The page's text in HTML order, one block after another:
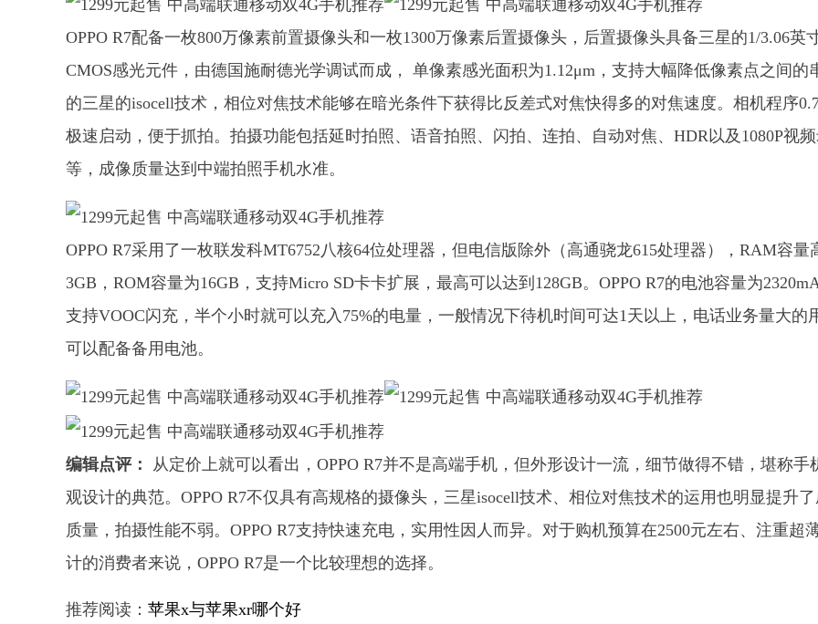
OPPO R7配备一枚800万像素前置摄像头和一枚1300万像素后置摄像头，后置摄像头具备三星的1/3.06英
CMOS感光元件，由德国施耐德光学调试而成， 单像素感光面积为1.12μm，支持大幅降低像素点之间的
的三星的isocell技术，相位对焦技术能够在暗光条件下获得比反差式对焦快得多的对焦速度。相机程序
极速启动，便于抓拍。拍摄功能包括延时拍照、语音拍照、闪拍、连拍、自动对焦、HDR以及1080P视频
等，成像质量达到中端拍照手机水准。
OPPO R7采用了一枚联发科MT6752八核64位处理器，但电信版除外（高通骁龙615处理器），RAM容量
3GB，ROM容量为16GB，支持Micro SD卡卡扩展，最高可以达到128GB。OPPO R7的电池容量为
支持VOOC闪充，半个小时就可以充入75%的电量，一般情况下待机时间可达1天以上，电话业务量大的
可以配备备用电池。
编辑点评： 从定价上就可以看出，OPPO R7并不是高端手机，但外形设计一流，细节做得不错，堪称手
观设计的典范。OPPO R7不仅具有高规格的摄像头，三星isocell技术、相位对焦技术的运用也明显提升了
质量，拍摄性能不弱。OPPO R7支持快速充电，实用性因人而异。对于购机预算在2500元左右、注重超
计的消费者来说，OPPO R7是一个比较理想的选择。
推荐阅读： 苹果x与苹果xr哪个好